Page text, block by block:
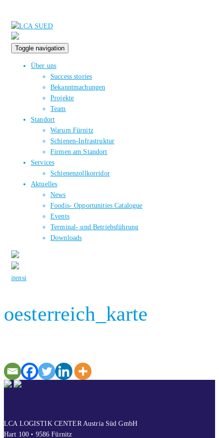
Toggle navigation
Über uns
Success stories
Bekanntmachungen
Projekte
Team
Standort
Warum Fürnitz
Schienen-Infrastruktur
Firmen am Standort
Services
Schienenzollkorridor
Aktuelles
News
Foodis- Opportunities Catalogue
Events
Terminal- und Betriebsführung
Downloads
itensi
oesterreich_karte
LCA LOGISTIK CENTER Austria Süd GmbH
Hart 100 • 9586 Fürnitz